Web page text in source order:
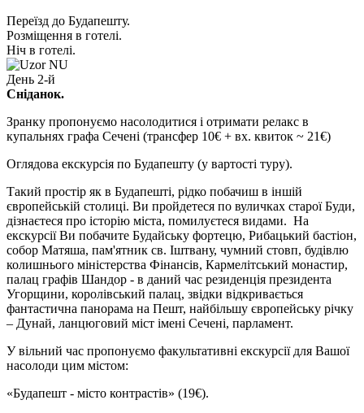
Переїзд до Будапешту.
Розміщення в готелі.
Ніч в готелі.
День 2-й
Сніданок.
Зранку пропонуємо насолодитися і отримати релакс в
купальнях графа Сечені (трансфер 10€ + вх. квиток ~ 21€)
Оглядова екскурсія по Будапешту (у вартості туру).
Такий простір як в Будапешті, рідко побачиш в іншій
європейській столиці. Ви пройдетеся по вуличках старої Буди,
дізнаєтеся про історію міста, помилуєтеся видами. На
екскурсії Ви побачите Будайську фортецю, Рибацький бастіон,
собор Матяша, пам'ятник св. Іштвану, чумний стовп, будівлю
колишнього міністерства Фінансів, Кармелітський монастир,
палац графів Шандор - в даний час резиденція президента
Угорщини, королівський палац, звідки відкривається
фантастична панорама на Пешт, найбільшу європейську річку
– Дунай, ланцюговий міст імені Сечені, парламент.
У вільний час пропонуємо факультативні екскурсії для Вашої
насолоди цим містом:
«Будапешт - місто контрастів» (19€).